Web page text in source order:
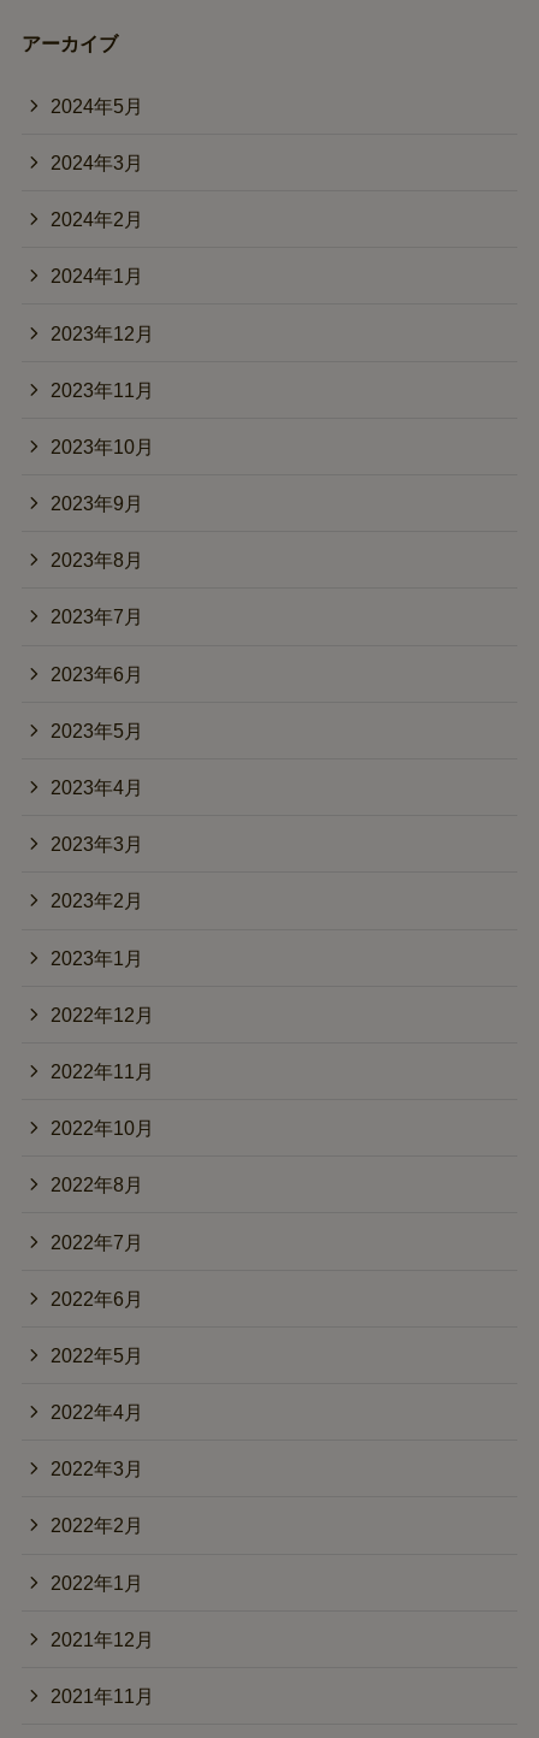
アーカイブ
2024年5月
2024年3月
2024年2月
2024年1月
2023年12月
2023年11月
2023年10月
2023年9月
2023年8月
2023年7月
2023年6月
2023年5月
2023年4月
2023年3月
2023年2月
2023年1月
2022年12月
2022年11月
2022年10月
2022年8月
2022年7月
2022年6月
2022年5月
2022年4月
2022年3月
2022年2月
2022年1月
2021年12月
2021年11月